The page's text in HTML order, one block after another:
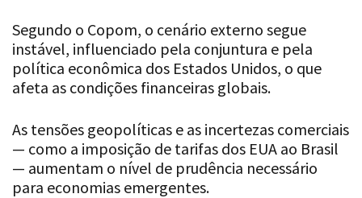
Segundo o Copom, o cenário externo segue
instável, influenciado pela conjuntura e pela
política econômica dos Estados Unidos, o que
afeta as condições financeiras globais.
As tensões geopolíticas e as incertezas comerciais
— como a imposição de tarifas dos EUA ao Brasil
— aumentam o nível de prudência necessário
para economias emergentes.